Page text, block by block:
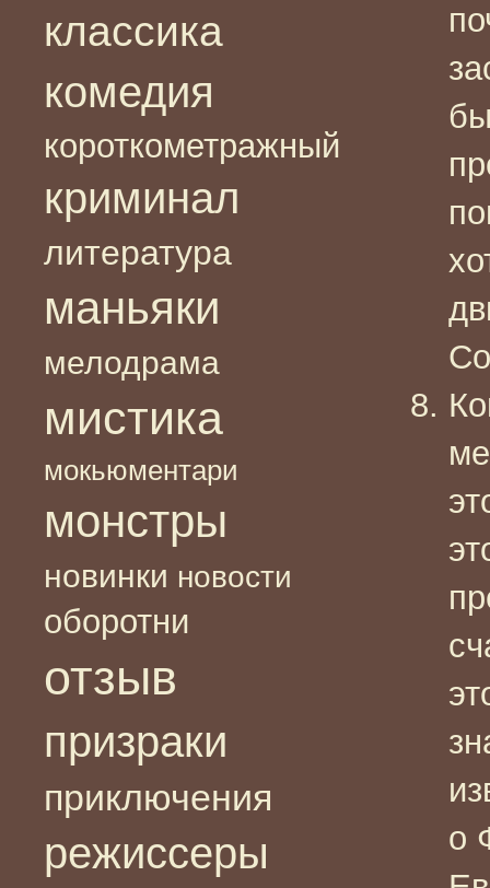
классика
комедия
короткометражный
криминал
литература
маньяки
мелодрама
мистика
мокьюментари
монстры
новинки новости
оборотни
отзыв
призраки
приключения
режиссеры
о